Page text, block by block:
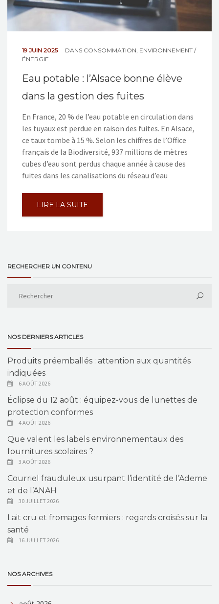
19 JUIN 2025 DANS CONSOMMATION ENVIRONNEMENT /
ÉNERGIE
Eau potable : l’Alsace bonne élève
dans la gestion des fuites
En France, 20 % de l’eau potable en circulation dans
les tuyaux est perdue en raison des fuites. En Alsace,
ce taux tombe à 15 %. Selon les chiffres de l’Office
français de la Biodiversité, 937 millions de mètres
cubes d’eau sont perdus chaque année à cause des
fuites dans les canalisations du réseau d’eau
LIRE LA SUITE
RECHERCHER UN CONTENU
NOS DERNIERS ARTICLES
Produits préemballés : attention aux quantités
indiquées
6 AOÛT 2026
Éclipse du 12 août : équipez-vous de lunettes de
protection conformes
4 AOÛT 2026
Que valent les labels environnementaux des
fournitures scolaires ?
3 AOÛT 2026
Courriel frauduleux usurpant l’identité de l’Ademe
et de l’ANAH
30 JUILLET 2026
Lait cru et fromages fermiers : regards croisés sur la
santé
16 JUILLET 2026
NOS ARCHIVES